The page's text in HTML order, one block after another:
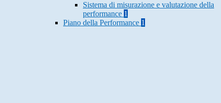
Sistema di misurazione e valutazione della
performance 1
Piano della Performance 1